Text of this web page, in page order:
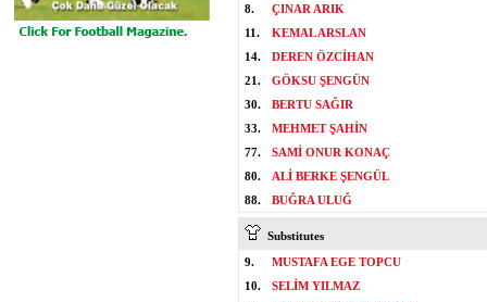
8.
ÇINAR ARIK
11.
KEMAL ARSLAN
14.
DEREN ÖZCİHAN
21.
GÖKSU ŞENGÜN
30.
BERTU SAĞIR
33.
MEHMET ŞAHİN
77.
SAMİ ONUR KONAÇ
80.
ALİ BERKE ŞENGÜL
88.
BUĞRA ULUĞ
Substitutes
9.
MUSTAFA EGE TOPCU
10.
SELİM YILMAZ